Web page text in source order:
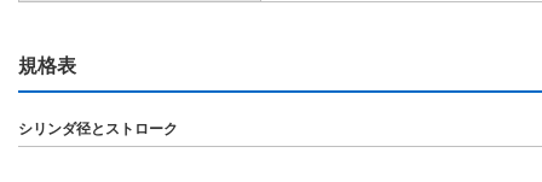
規格表
シリンダ径とストローク